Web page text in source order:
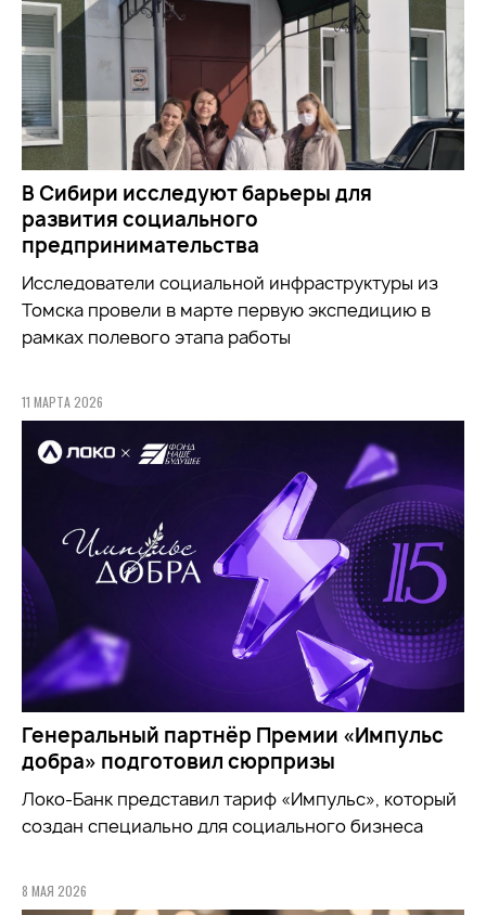
В Сибири исследуют барьеры для
развития социального
предпринимательства
Исследователи социальной инфраструктуры из
Томска провели в марте первую экспедицию в
рамках полевого этапа работы
11 МАРТА 2026
Генеральный партнёр Премии «Импульс
добра» подготовил сюрпризы
Локо-Банк представил тариф «Импульс», который
создан специально для социального бизнеса
8 МАЯ 2026